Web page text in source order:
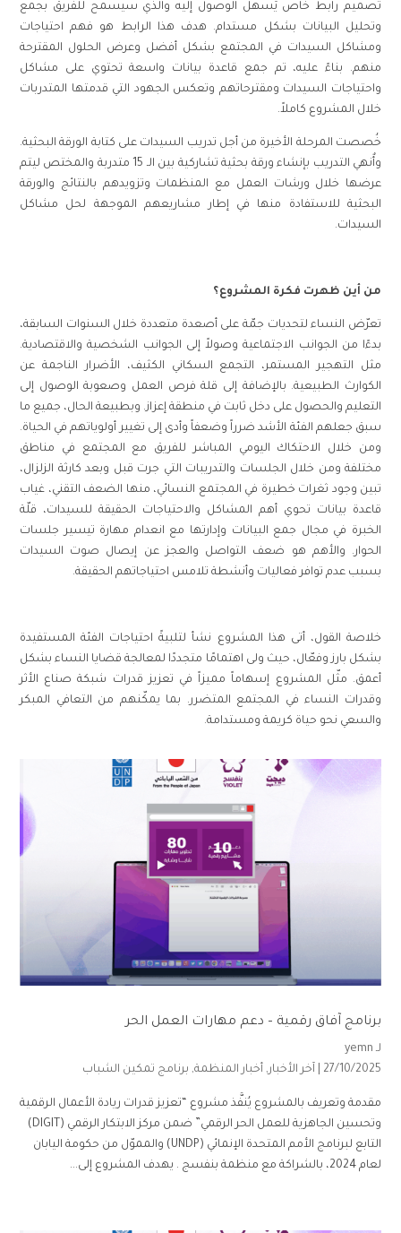
تصميم رابط خاص يَسهل الوصول إليه والذي سيسمح للفريق بجمع
وتحليل البيانات بشكل مستدام. هدف هذا الرابط هو فهم احتياجات
ومشاكل السيدات في المجتمع بشكل أفضل وعرض الحلول المقترحة
منهم. بناءً عليه، تم جمع قاعدة بيانات واسعة تحتوي على مشاكل
واحتياجات السيدات ومقترحاتهم وتعكس الجهود التي قدمتها المتدربات
خلال المشروع كاملاً.
خُصصت المرحلة الأخيرة من أجل تدريب السيدات على كتابة الورقة البحثية.
وأٌنهي التدريب بإنشاء ورقة بحثية تشاركية بين الـ 15 متدربة والمختص ليتم
عرضها خلال ورشات العمل مع المنظمات وتزويدهم بالنتائج والورقة
البحثية للاستفادة منها في إطار مشاريعهم الموجهة لحل مشاكل
السيدات.
من أين ظهرت فكرة المشروع؟
تعرّض النساء لتحديات جمّة على أصعدة متعددة خلال السنوات السابقة،
بدءًا من الجوانب الاجتماعية وصولاً إلى الجوانب الشخصية والاقتصادية.
مثل التهجير المستمر، التجمع السكاني الكثيف، الأضرار الناجمة عن
الكوارث الطبيعية. بالإضافة إلى قلة فرص العمل وصعوبة الوصول إلى
التعليم والحصول على دخل ثابت في منطقة إعزاز. وبطبيعة الحال، جميع ما
سبق جعلهم الفئة الأشد ضرراً وضعفاً وأدى إلى تغيير أولوياتهم في الحياة.
ومن خلال الاحتكاك اليومي المباشر للفريق مع المجتمع في مناطق
مختلفة ومن خلال الجلسات والتدريبات التي جرت قبل وبعد كارثة الزلزال،
تبين وجود ثغرات خطيرة في المجتمع النسائي، منها الضعف التقني، غياب
قاعدة بيانات تحوي أهم المشاكل والاحتياجات الحقيقة للسيدات، قلّة
الخبرة في مجال جمع البيانات وإدارتها مع انعدام مهارة تيسير جلسات
الحوار. والأهم هو ضعف التواصل والعجز عن إيصال صوت السيدات
بسبب عدم توافر فعاليات وأنشطة تلامس احتياجاتهم الحقيقة.
خلاصة القول، أتى هذا المشروع نشأ لتلبيةً احتياجات الفئة المستفيدة
بشكل بارز وفعّال، حيث ولى اهتمامًا متجددًا لمعالجة قضايا النساء بشكل
أعمق. مثّل المشروع إسهاماً مميزاً في تعزيز قدرات شبكة صناع الأثر
وقدرات النساء في المجتمع المتضرر. بما يمكّنهم من التعافي المبكر
والسعي نحو حياة كريمة ومستدامة.
برنامج آفاق رقمية – دعم مهارات العمل الحر
لـ yemn
27/10/2025 |
آخر الأخبار, أخبار المنظمة, برنامج تمكين الشباب
مقدمة وتعريف بالمشروع يُنفَّذ مشروع “تعزيز قدرات ريادة الأعمال الرقمية
وتحسين الجاهزية للعمل الحر الرقمي” ضمن مركز الابتكار الرقمي (DIGIT)
التابع لبرنامج الأمم المتحدة الإنمائي (UNDP) والمموّل من حكومة اليابان
لعام 2024، بالشراكة مع منظمة بنفسج . يهدف المشروع إلى...